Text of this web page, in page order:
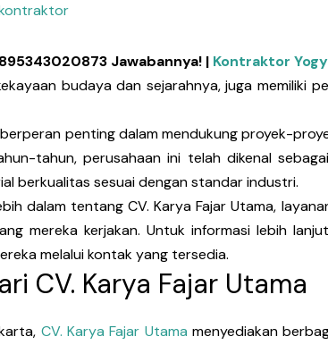
Jawabannya! | Kontraktor
budaya dan sejarahnya, juga memiliki
penting dalam mendukung proyek-
tahun, perusahaan ini telah dikenal
berkualitas sesuai dengan standar industri.
dalam tentang CV. Karya Fajar Utama,
mereka kerjakan. Untuk informasi lebih
melalui kontak yang tersedia.
CV. Karya Fajar Utama
CV. Karya Fajar Utama menyediakan